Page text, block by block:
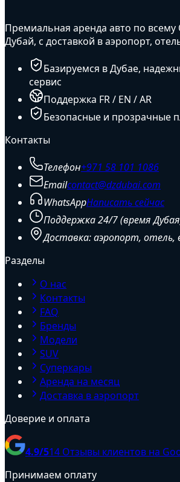
Премиальная аренда авто по
Дубай, с доставкой в аэропорт,
Базируемся в Дубае,
сервис
Поддержка FR / EN / AR
Безопасные и прозрачные
Контакты
Телефон+971 58 101 1086
Emailcontact@dzdubai.com
WhatsAppНаписать сейчас
Поддержка 24/7 (время
Доставка: аэропорт, отель,
Разделы
О нас
Контакты
FAQ
Бренды
Модели
SUV
Суперкары
Аренда на месяц
Доставка в аэропорт
Доверие и оплата
4.9/514 Отзывы клиентов на
Принимаем оплату